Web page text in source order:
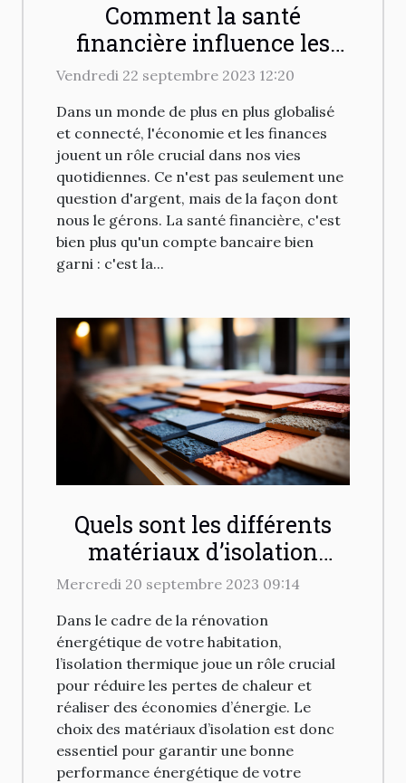
Comment la santé
financière influence les
investissements
Vendredi 22 septembre 2023 12:20
Dans un monde de plus en plus globalisé
et connecté, l'économie et les finances
jouent un rôle crucial dans nos vies
quotidiennes. Ce n'est pas seulement une
question d'argent, mais de la façon dont
nous le gérons. La santé financière, c'est
bien plus qu'un compte bancaire bien
garni : c'est la...
Quels sont les différents
matériaux d’isolation
thermique disponibles
Mercredi 20 septembre 2023 09:14
Dans le cadre de la rénovation
énergétique de votre habitation,
l’isolation thermique joue un rôle crucial
pour réduire les pertes de chaleur et
réaliser des économies d’énergie. Le
choix des matériaux d’isolation est donc
essentiel pour garantir une bonne
performance énergétique de votre